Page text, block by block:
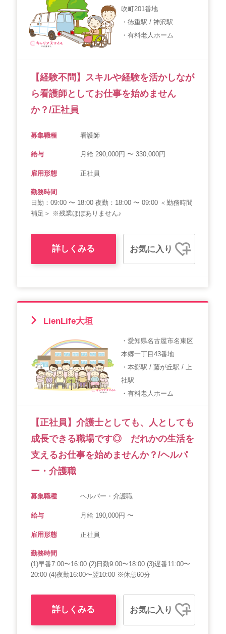
吹町201番地
・徳重駅 / 神沢駅
・有料老人ホーム
【経験不問】スキルや経験を活かしなが
ら看護師としてお仕事を始めません
か？/正社員
募集職種 看護師
給与 月給 290,000円 〜 330,000円
雇用形態 正社員
勤務時間
日勤：09:00 〜 18:00 夜勤：18:00 〜 09:00 ＜勤務時間
補足＞ ※残業ほぼありません♪
詳しくみる お気に入り
LienLife大垣
・愛知県名古屋市名東区
本郷一丁目43番地
・本郷駅 / 藤が丘駅 / 上
社駅
・有料老人ホーム
【正社員】介護士としても、人としても
成長できる職場です◎ だれかの生活を
支えるお仕事を始めませんか？/ヘルパ
ー・介護職
募集職種 ヘルパー・介護職
給与 月給 190,000円 〜
雇用形態 正社員
勤務時間
(1)早番7:00〜16:00 (2)日勤9:00〜18:00 (3)遅番11:00〜
20:00 (4)夜勤16:00〜翌10:00 ※休憩60分
詳しくみる お気に入り